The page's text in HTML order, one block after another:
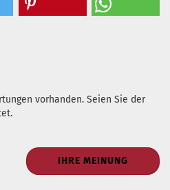
vorhanden. Seien Sie der
IHRE MEINUNG